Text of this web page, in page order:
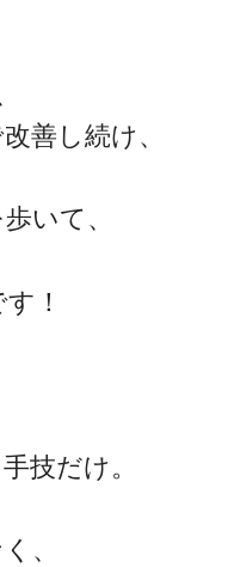
善し続け、
いて、
！
技だけ。
、